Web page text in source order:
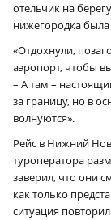
отельчик на
нижегородка была
«Отдохнули,
аэропорт, чтобы
– А там –
за границу, но в
волнуются».
Рейс в Нижний
туроператора
заверил, что они
как только
ситуация